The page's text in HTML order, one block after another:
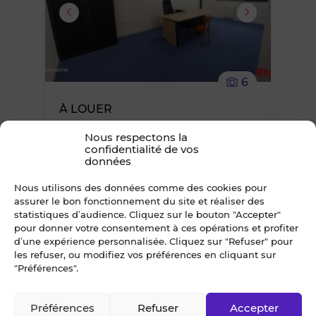
Nous respectons la
confidentialité de vos
données
Nous utilisons des données comme des cookies pour
assurer le bon fonctionnement du site et réaliser des
statistiques d’audience. Cliquez sur le bouton "Accepter"
pour donner votre consentement à ces opérations et profiter
d’une expérience personnalisée. Cliquez sur "Refuser" pour
les refuser, ou modifiez vos préférences en cliquant sur
"Préférences".
Accepter
Refuser
Préférences
6
À LOUER
DES-GUERETS 491 m²
Secteur St Malo agglomération
42 000 €*
*TVA en sus, taux en vigueur
Ajouter